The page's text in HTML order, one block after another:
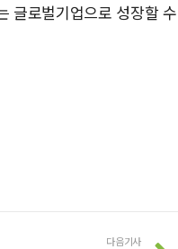
글로벌기업으로 성장할 수
다음기사